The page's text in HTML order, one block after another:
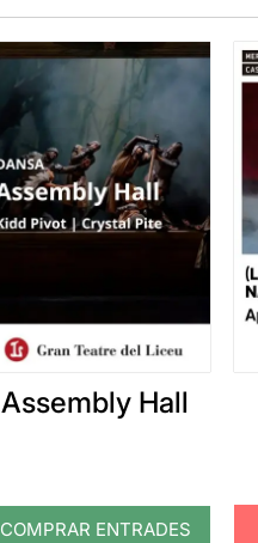
Assembly Hall
COMPRAR ENTRADES